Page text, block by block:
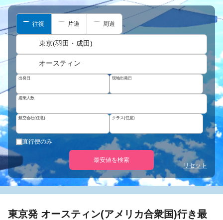
往復 片道 周遊
東京(羽田・成田)
オースティン
出発日 現地出発日
搭乗人数
航空会社(任意) クラス(任意)
直行便のみ
最安値を検索
リセット
東京発 オースティン(アメリカ合衆国)行き最